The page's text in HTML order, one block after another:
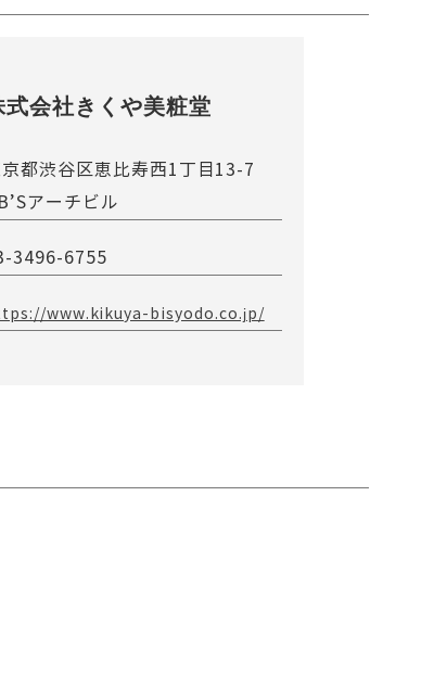
式会社きくや美粧堂
都渋谷区恵比寿西1丁目13-7
アーチビル
3496-6755
www.kikuya-bisyodo.co.jp/